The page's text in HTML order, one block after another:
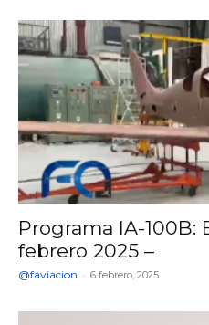
Programa IA-100B:
febrero 2025 –
@faviacion - 6 febrero, 2025